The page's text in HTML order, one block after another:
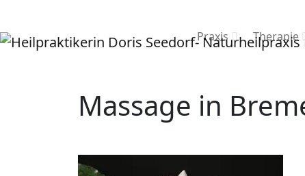
Praxis Therapie
Massage in